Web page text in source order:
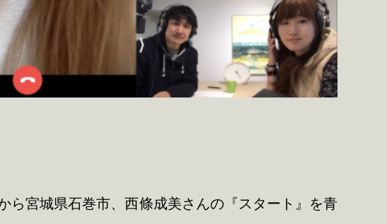
ら宮城県石巻市、西條成美さんの『スタート』を青